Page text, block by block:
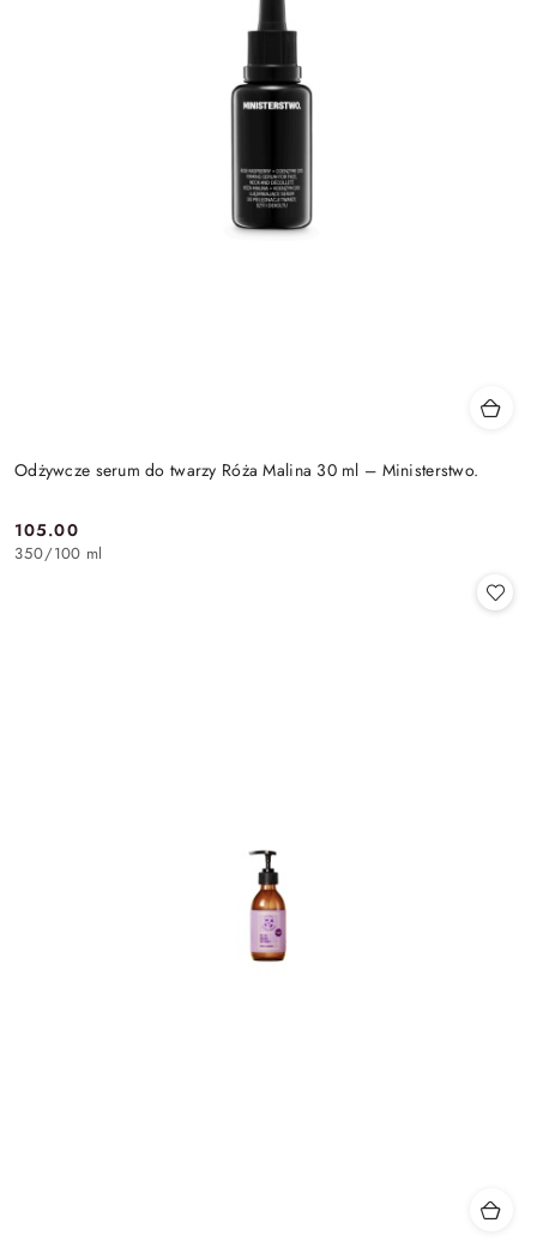
Odżywcze serum do twarzy Róża Malina 30 ml – Ministerstwo.
Cena:
105.00
350/100 ml